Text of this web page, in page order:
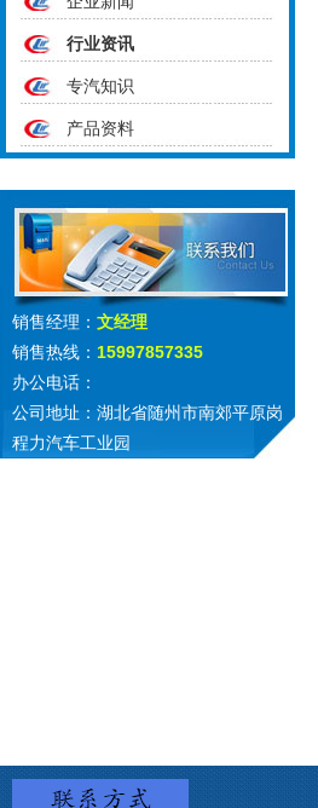
行业资讯
专汽知识
产品资料
销售经理： 文经理
销售热线： 15997857335
办公电话：
公司地址：湖北省随州市南郊平原岗
程力汽车工业园